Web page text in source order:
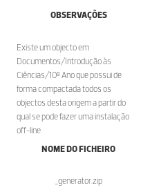
OBSERVAÇÕES
Existe um objecto em
Documentos/Introdução às
Ciências/10º Ano que possui de
forma compactada todos os
objectos desta origem a partir do
qual se pode fazer uma instalação
off-line.
NOME DO FICHEIRO
_generator.zip